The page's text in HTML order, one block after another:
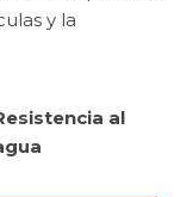
y la
al